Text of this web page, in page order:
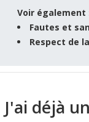
Voir également
Fautes et
Respect de
J'ai déjà